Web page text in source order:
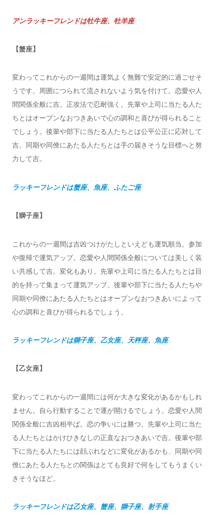
アンラッキーフレンドは牡牛座、牡羊座
【蟹座】
変わってこれからの一週間は運気よく無難で安定的に過ごせそ
うです。周囲につられて流されないよう気を付けて。恋愛や人
間関係全般に吉。正攻法で忍耐強く。先輩や上司に当たる人た
ちとはオープンなおつきあいで心の調和と喜びが得られること
でしょう。後輩や部下に当たる人たちとは公平公正に応対して
吉。同期や同僚にあたる人たちとは手の届きそうな目標へと努
力して吉。
ラッキーフレンドは蟹座、魚座、ふたご座
【獅子座】
これからの一週間は吉凶つけがたしといえども運気順当。参加
や復帰で運気アップ。恋愛や人間関係全般については美しく装
い共感して吉。変化もあり。先輩や上司に当たる人たちとは目
的を持って集まって運気アップ。後輩や部下に当たる人たちや
同期や同僚にあたる人たちとはオープンなおつきあいによって
心の調和と喜びが得られるでしょう。
ラッキーフレンドは獅子座、乙女座、天秤座、魚座
【乙女座】
変わってこれからの一週間には何か大きな変化があるかもしれ
ません。自ら行動することで運が開けるでしょう。恋愛や人間
関係全般に吉凶相半ば。恋の争いには勝つ。先輩や上司に当た
る人たちとはかけひきなしの正直なおつきあいで吉。後輩や部
下に当たる人たちには顔ぶれなどに変化があるかも、同期や同
僚にあたる人たちとの関係はとても良好で何をしてもうまくい
きそうなほど。
ラッキーフレンドは乙女座、蟹座、獅子座、射手座